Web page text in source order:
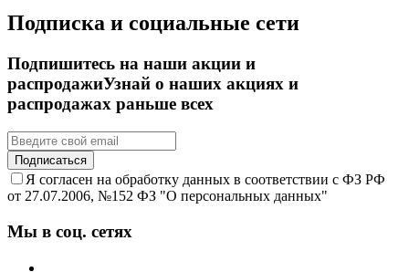
Подписка и социальные сети
Подпишитесь на наши акции и
распродажиУзнай о наших акциях и
распродажах раньше всех
Подписаться
Я согласен на обработку данных в соответствии с ФЗ РФ
от 27.07.2006, №152 ФЗ "О персональных данных"
Мы в соц. сетях